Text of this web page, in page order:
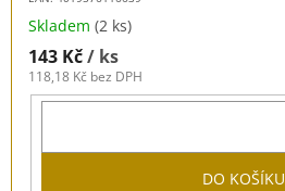
Skladem (2 ks)
143 Kč/ ks
118,18 Kč bez DPH
DO KOŠÍKU